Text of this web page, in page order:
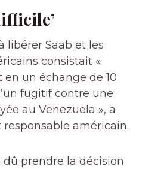
libérer Saab et les
consistait «
un échange de 10
fugitif contre une
au Venezuela », a
américain.
dû prendre la décision